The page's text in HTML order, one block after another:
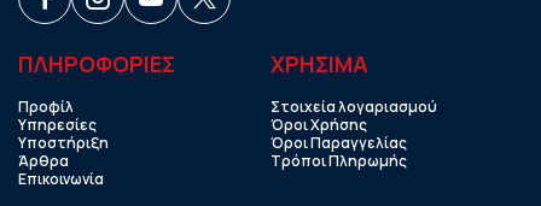
ΠΛΗΡΟΦΟΡΙΕΣ
Προφίλ
Υπηρεσίες
Υποστήριξη
Άρθρα
Επικοινωνία
ΧΡHΣΙΜΑ
Στοιχεία λογαριασμού
Όροι Χρήσης
Όροι Παραγγελίας
Τρόποι Πληρωμής